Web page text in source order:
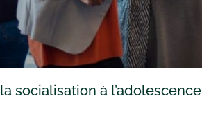
socialisation à l’adolescence